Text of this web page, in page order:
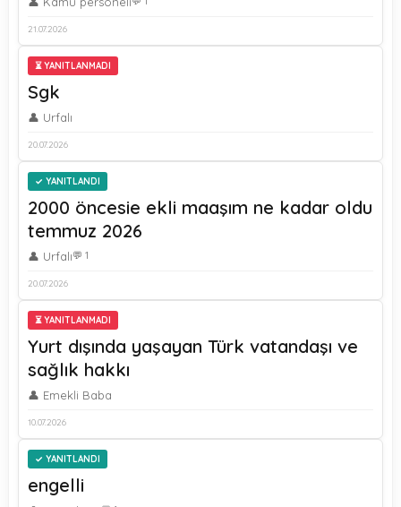
21.07.2026
⏳ YANITLANMADI
Sgk
👤 Urfalı
20.07.2026
YANITLANDI
2000 öncesie ekli maaşım ne kadar oldu
temmuz 2026
👤 Urfalı💬 1
20.07.2026
⏳ YANITLANMADI
Yurt dışında yaşayan Türk vatandaşı ve
sağlık hakkı
👤 Emekli Baba
10.07.2026
YANITLANDI
engelli